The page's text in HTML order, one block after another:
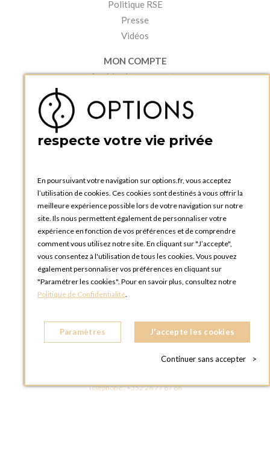
Politique RSE
Presse
Vidéos
MON COMPTE
Accéder à mon compte
Créer un compte
PRATIQUE
Catalogues et bons de commande
Tutoriels
OPTIONS LUXEMBOURG
13 rue Paul Rischard
5324 Contern
LUXEMBOURG
BOUTIQUE OPTIONS LUXEMBOURG
L - 1842 HOWALD LUXEMBOURG
Téléphone :+352 28 77 87 88
respecte votre vie privée
En poursuivant votre navigation sur options.fr, vous acceptez
l’utilisation de cookies. Ces cookies sont destinés à vous offrir la
meilleure expérience possible lors de votre navigation sur notre
site. Ils nous permettent également de personnaliser votre
expérience en fonction de vos préférences et de comprendre
comment vous utilisez notre site. En cliquant sur "J’accepte",
vous consentez à l'utilisation de tous les cookies. Vous pouvez
également personnaliser vos préférences en cliquant sur
"Paramétrer les cookies". Pour en savoir plus, consultez notre
Politique de Confidentialité.
Paramètres J'accepte les cookies
Continuer sans accepter >